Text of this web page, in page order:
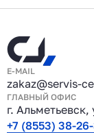
E-MAIL
zakaz@servis-
ГЛАВНЫЙ ОФИС
г.
+7 (8553) 38-